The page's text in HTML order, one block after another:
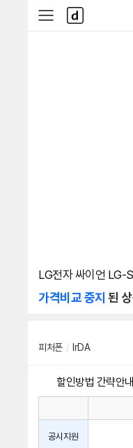
사
이
다
나
와
LG전자 싸이언 LG-
가격비교 중지 된
피처폰 / lrDA
할인방법 간략안내
사
공시지원